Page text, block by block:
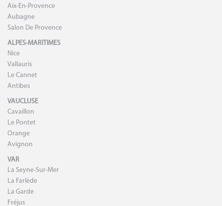
Aix-En-Provence
Aubagne
Salon De Provence
ALPES-MARITIMES
Nice
Vallauris
Le Cannet
Antibes
VAUCLUSE
Cavaillon
Le Pontet
Orange
Avignon
VAR
La Seyne-Sur-Mer
La Farlède
La Garde
Fréjus